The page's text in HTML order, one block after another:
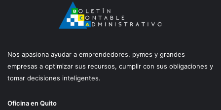
Nos apasiona ayudar a emprendedores, pymes y grandes
empresas a optimizar sus recursos, cumplir con sus obligaciones y
tomar decisiones inteligentes.
Oficina en Quito